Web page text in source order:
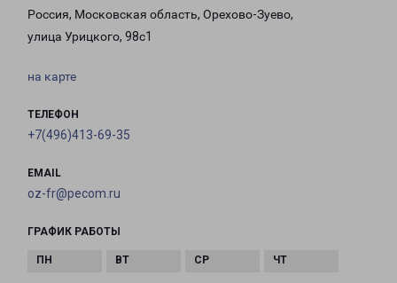
Россия, Московская область, Орехово-Зуево,
улица Урицкого, 98с1
на карте
ТЕЛЕФОН
+7(496)413-69-35
EMAIL
oz-fr@pecom.ru
ГРАФИК РАБОТЫ